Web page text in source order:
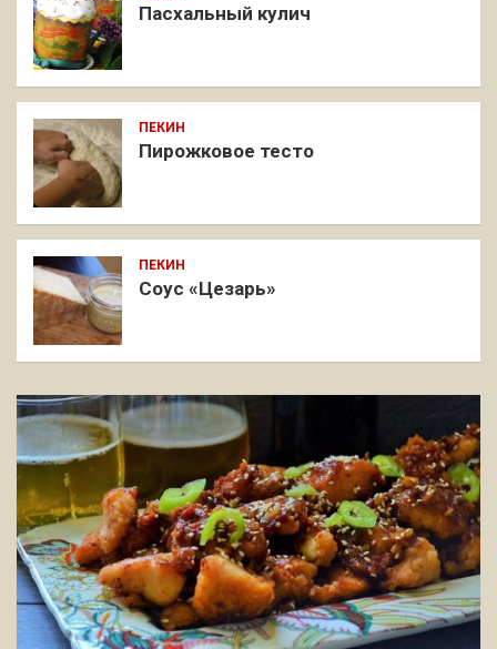
Пасхальный кулич
ПЕКИН
Пирожковое тесто
ПЕКИН
Соус «Цезарь»